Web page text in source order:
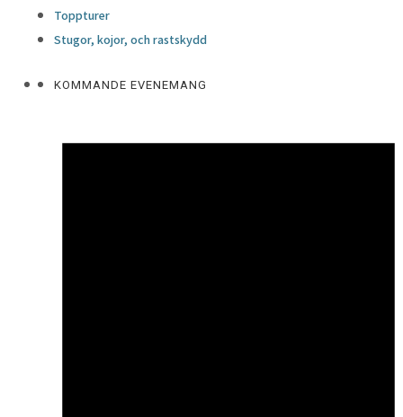
Toppturer
Stugor, kojor, och rastskydd
KOMMANDE EVENEMANG